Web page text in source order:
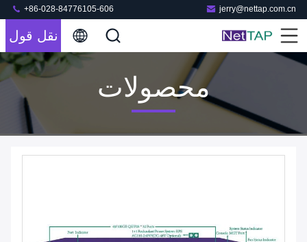
jerry@nettap.com.cn
+86-028-84776105-606
نقل قول
محصولات